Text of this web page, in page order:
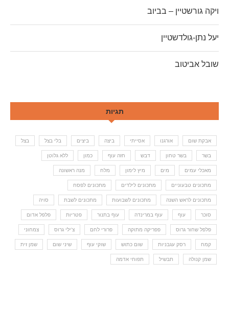
ויקה גורשטיין – בביוב
יעל נתן-גולדשטיין
שובל אביטוב
תגיות
אבקת שום אורגנו אסייתי ביצה ביצים בלי בצל בצל
בשר בשר טחון דבש חזה עוף כמון ללא גלוטן
מאכלי עמים מים מיץ לימון מלח מנה ראשונה
מתכונים טבעוניים מתכונים לילדים מתכונים לפסח
מתכונים לראש השנה מתכונים לשבועות מתכונים לשבת סויה
סוכר עוף עוף במרינדה עוף בתנור פטריות פלפל אדום
פלפל שחור גרוס פפריקה מתוקה פרורי לחם צ'ילי גרוס צמחוני
קמח רסק עגבניות שום כתוש שוקי עוף שיני שום שמן זית
שמן קנולה תבשיל תפוחי אדמה